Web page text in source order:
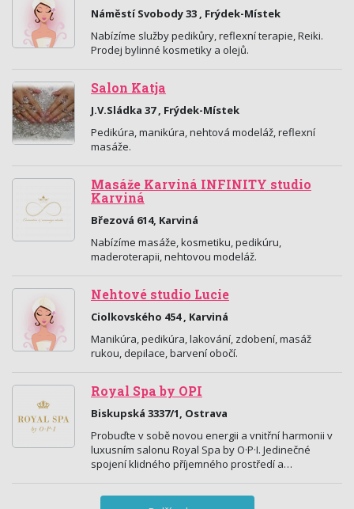
Náměstí Svobody 33 , Frýdek-Místek
Nabízíme služby pedikůry, reflexní terapie, Reiki.
Prodej bylinné kosmetiky a olejů.
Salon Katja
J.V.Sládka 37 , Frýdek-Místek
Pedikúra, manikúra, nehtová modeláž, reflexní
masáže.
Masáže Karviná INFINITY studio
Karviná
Březová 614, Karviná
Nabízíme masáže, kosmetiku, pedikúru,
maderoterapii, nehtovou modeláž.
Nehtové studio Lucie
Ciolkovského 454 , Karviná
Manikúra, pedikúra, lakování, zdobení, masáž
rukou, depilace, barvení obočí.
Royal Spa by OPI
Biskupská 3337/1, Ostrava
Probuďte v sobě novou energii a vnitřní harmonii v
luxusním salonu Royal Spa by O·P·I. Jedinečné
spojení klidného příjemného prostředí a…